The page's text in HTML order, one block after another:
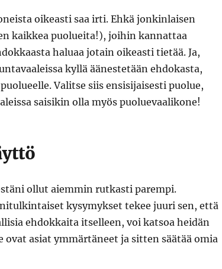
oikeasti saa irti. Ehkä jonkinlaisen
kaikkea puolueita!), joihin kannattaa
haluaa jotain oikeasti tietää. Ja,
kyllä äänestetään ehdokasta,
Valitse siis ensisijaisesti puolue,
saisikin olla myös puoluevaalikone!
ollut aiemmin rutkasti parempi.
kysymykset tekee juuri sen, että
ehdokkaita itselleen, voi katsoa heidän
ovat asiat ymmärtäneet ja sitten säätää omia